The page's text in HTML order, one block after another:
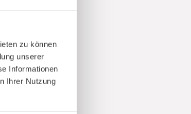
zu können
unserer
Informationen
Ihrer Nutzung